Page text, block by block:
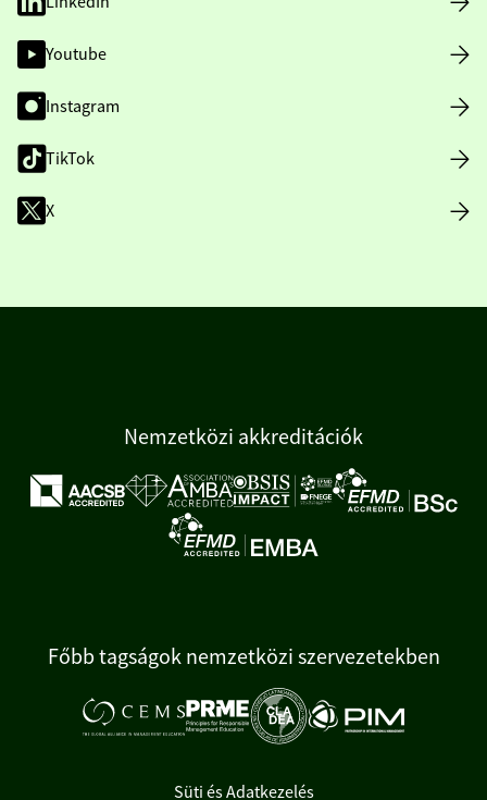
Youtube
Instagram
TikTok
X
Nemzetközi akkreditációk
Főbb tagságok nemzetközi szervezetekben
Süti és Adatkezelés